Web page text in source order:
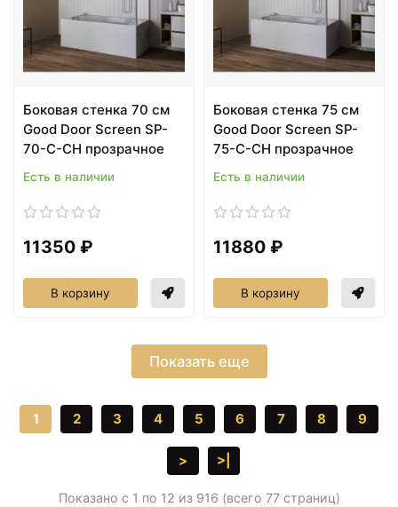
Боковая стенка 70 см
Good Door Screen SP-
70-C-CH прозрачное
Есть в наличии
11350 ₽
В корзину
Боковая стенка 75 см
Good Door Screen SP-
75-C-CH прозрачное
Есть в наличии
11880 ₽
В корзину
Показать еще
1 2 3 4 5 6 7 8 9
> >|
Показано с 1 по 12 из 916 (всего 77 страниц)